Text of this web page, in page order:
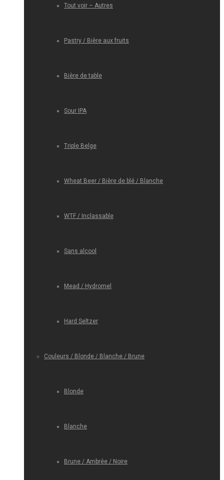
Tout voir – Autres
Pastry / Bière aux fruits
Bière de table
Sour IPA
Triple Belge
Wheat Beer / Bière de blé / Blanche
WTF / Inclassable
Sans alcool
Mead / Hydromel
Hard Seltzer
Couleurs / Blonde / Blanche / Brune
Blonde
Blanche
Brune / Ambrée / Noire